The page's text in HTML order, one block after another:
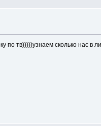
по тв)))))узнаем сколько нас в